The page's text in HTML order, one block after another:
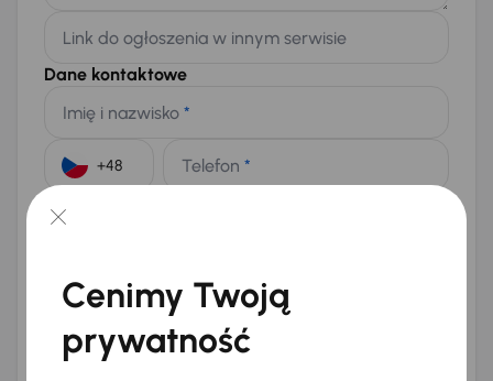
Link do ogłoszenia w innym serwisie
Dane kontaktowe
Imię i nazwisko *
Telefon *
E-mail
Na numer telefonu (opcjonalnie)
Wyślij zapytanie
Cenimy Twoją
prywatność